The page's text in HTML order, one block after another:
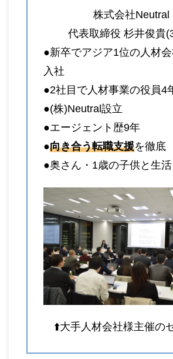
株式会社Neutral
代表取締役 杉井俊貴
●新卒でアジア1位の人材
入社
●2社目で人材事業の役員4
●(株)Neutral設立
●エージェント歴9年
●向き合う転職支援を徹底
●奥さん・1歳の子供と生活
⬆️大手人材会社様主催の